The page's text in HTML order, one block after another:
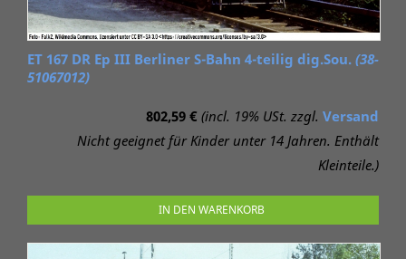
ET 167 DR Ep III Berliner S-Bahn 4-teilig dig.Sou. (38-
51067012)
802,59 € (incl. 19% USt. zzgl. Versand
Nicht geeignet für Kinder unter 14 Jahren. Enthält
Kleinteile.)
IN DEN WARENKORB